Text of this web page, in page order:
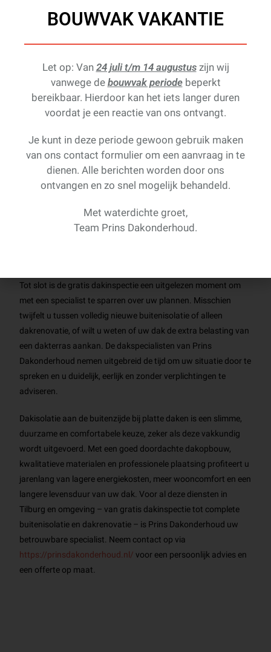
Een gratis dakinspectie door Prins Dakonderhoud biedt u
direct ergens aan vastzit. U weet precies waar eventuele
problemen zitten, zoals beginnende lekkages, verouderde
dakbedekking of onvoldoende isolatie. Dit inzicht helpt u om
prioriteiten te stellen: wat moet nu, wat kan later en wat is
Daarnaast voorkomt een goede inspectie onnodige kosten
achteraf.Door vooraf helder te hebben hoe uw dak is
opgebouwd en wat de zwakke punten zijn, kan de offerte
onaangename verrassingen tijdens de uitvoering kleiner. Ook
kunt u gericht keuzes maken in materialen en isolatiediktes,
Tot slot is de gratis dakinspectie een uitgelezen moment om
met een specialist te sparren over uw plannen. Misschien
twijfelt u tussen volledig nieuwe buitenisolatie of alleen
dakrenovatie, of wilt u weten of uw dak de extra belasting van
een dakterras aankan. De dakspecialisten van Prins
Dakonderhoud nemen uitgebreid de tijd om uw situatie door te
spreken en u duidelijk, eerlijk en zonder verplichtingen te
adviseren.
Dakisolatie aan de buitenzijde bij platte daken is een slimme,
duurzame en comfortabele keuze, zeker als deze vakkundig
wordt uitgevoerd. Met een goed doordachte dakopbouw,
kwalitatieve materialen en professionele plaatsing profiteert u
jarenlang van lagere energiekosten, meer wooncomfort en een
langere levensduur van uw dak. Voor al deze diensten in
Tilburg en omgeving – van gratis dakinspectie tot complete
buitenisolatie en dakrenovatie – is Prins Dakonderhoud uw
betrouwbare specialist. Neem contact op via
https://prinsdakonderhoud.nl/ voor een persoonlijk advies en
een offerte op maat.
BOUWVAK VAKANTIE
Let op: Van 24 juli t/m 14 augustuszijn wij
vanwege de bouwvak periodebeperkt
bereikbaar. Hierdoor kan het iets langer duren
voordat je een reactie van ons ontvangt.
Je kunt in deze periode gewoon gebruik maken
van ons contact formulier om een aanvraag in te
dienen. Alle berichten worden door ons
ontvangen en zo snel mogelijk behandeld.
Met waterdichte groet,
Team Prins Dakonderhoud.